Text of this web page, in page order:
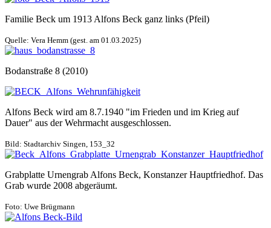
Familie Beck um 1913 Alfons Beck ganz links (Pfeil)
Quelle: Vera Hemm (gest. am 01.03.2025)
Bodanstraße 8 (2010)
Alfons Beck wird am 8.7.1940 "im Frieden und im Krieg auf
Dauer" aus der Wehrmacht ausgeschlossen.
Bild: Stadtarchiv Singen, 153_32
Grabplatte Urnengrab Alfons Beck, Konstanzer Hauptfriedhof. Das
Grab wurde 2008 abgeräumt.
Foto: Uwe Brügmann